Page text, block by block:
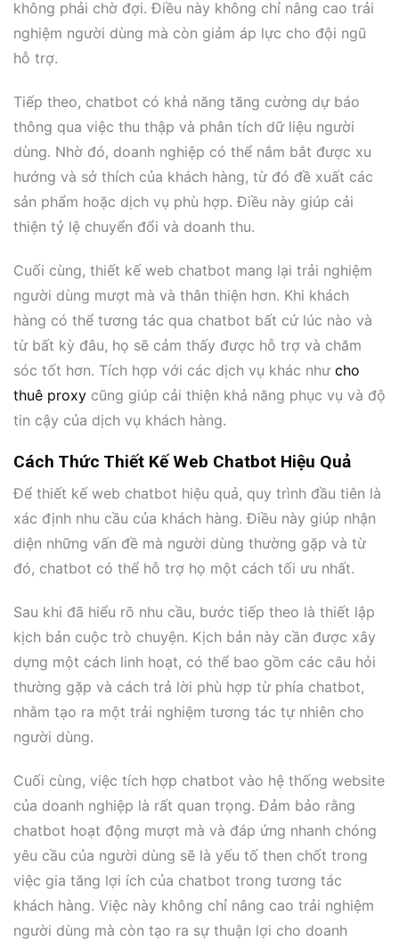
không phải chờ đợi. Điều này không chỉ nâng cao trải
nghiệm người dùng mà còn giảm áp lực cho đội ngũ
hỗ trợ.
Tiếp theo, chatbot có khả năng tăng cường dự báo
thông qua việc thu thập và phân tích dữ liệu người
dùng. Nhờ đó, doanh nghiệp có thể nắm bắt được xu
hướng và sở thích của khách hàng, từ đó đề xuất các
sản phẩm hoặc dịch vụ phù hợp. Điều này giúp cải
thiện tỷ lệ chuyển đổi và doanh thu.
Cuối cùng, thiết kế web chatbot mang lại trải nghiệm
người dùng mượt mà và thân thiện hơn. Khi khách
hàng có thể tương tác qua chatbot bất cứ lúc nào và
từ bất kỳ đâu, họ sẽ cảm thấy được hỗ trợ và chăm
sóc tốt hơn. Tích hợp với các dịch vụ khác như cho
thuê proxy cũng giúp cải thiện khả năng phục vụ và độ
tin cậy của dịch vụ khách hàng.
Cách Thức Thiết Kế Web Chatbot Hiệu Quả
Để thiết kế web chatbot hiệu quả, quy trình đầu tiên là
xác định nhu cầu của khách hàng. Điều này giúp nhận
diện những vấn đề mà người dùng thường gặp và từ
đó, chatbot có thể hỗ trợ họ một cách tối ưu nhất.
Sau khi đã hiểu rõ nhu cầu, bước tiếp theo là thiết lập
kịch bản cuộc trò chuyện. Kịch bản này cần được xây
dựng một cách linh hoạt, có thể bao gồm các câu hỏi
thường gặp và cách trả lời phù hợp từ phía chatbot,
nhằm tạo ra một trải nghiệm tương tác tự nhiên cho
người dùng.
Cuối cùng, việc tích hợp chatbot vào hệ thống website
của doanh nghiệp là rất quan trọng. Đảm bảo rằng
chatbot hoạt động mượt mà và đáp ứng nhanh chóng
yêu cầu của người dùng sẽ là yếu tố then chốt trong
việc gia tăng lợi ích của chatbot trong tương tác
khách hàng. Việc này không chỉ nâng cao trải nghiệm
người dùng mà còn tạo ra sự thuận lợi cho doanh